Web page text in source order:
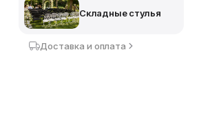
Складные стулья
Доставка и оплата